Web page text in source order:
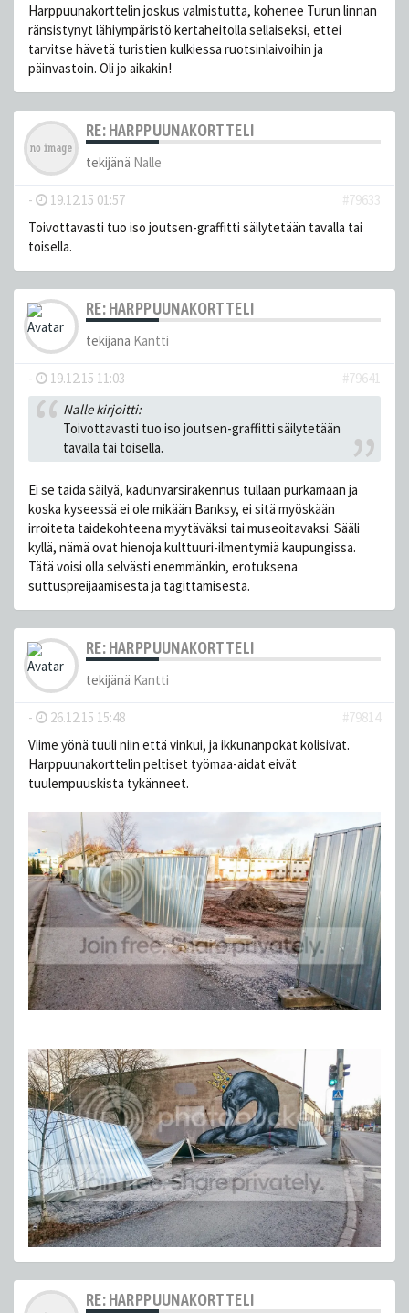
Harppuunakorttelin joskus valmistutta, kohenee Turun linnan
ränsistynyt lähiympäristö kertaheitolla sellaiseksi, ettei
tarvitse hävetä turistien kulkiessa ruotsinlaivoihin ja
päinvastoin. Oli jo aikakin!
RE: HARPPUUNAKORTTELI
tekijänä Nalle
- 19.12.15 01:57
#79633
Toivottavasti tuo iso joutsen-graffitti säilytetään tavalla tai
toisella.
RE: HARPPUUNAKORTTELI
tekijänä Kantti
- 19.12.15 11:03
#79641
Nalle kirjoitti:
Toivottavasti tuo iso joutsen-graffitti säilytetään
tavalla tai toisella.
Ei se taida säilyä, kadunvarsirakennus tullaan purkamaan ja
koska kyseessä ei ole mikään Banksy, ei sitä myöskään
irroiteta taidekohteena myytäväksi tai museoitavaksi. Sääli
kyllä, nämä ovat hienoja kulttuuri-ilmentymiä kaupungissa.
Tätä voisi olla selvästi enemmänkin, erotuksena
suttuspreijaamisesta ja tagittamisesta.
RE: HARPPUUNAKORTTELI
tekijänä Kantti
- 26.12.15 15:48
#79814
Viime yönä tuuli niin että vinkui, ja ikkunanpokat kolisivat.
Harppuunakorttelin peltiset työmaa-aidat eivät
tuulempuuskista tykänneet.
RE: HARPPUUNAKORTTELI